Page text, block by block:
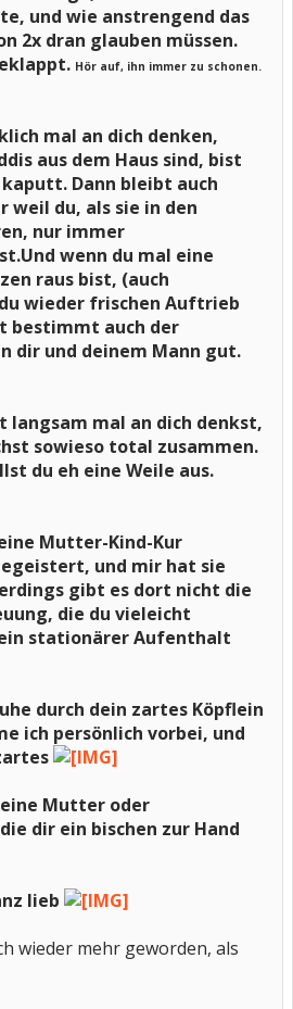
und wie anstrengend das
2x dran glauben müssen.
Hör auf, ihn immer zu schonen.
mal an dich denken,
aus dem Haus sind, bist
Dann bleibt auch
weil du, als sie in den
nur immer
Und wenn du mal eine
raus bist, (auch
wieder frischen Auftrieb
bestimmt auch der
dir und deinem Mann gut.
langsam mal an dich denkst,
sowieso total zusammen.
du eh eine Weile aus.
Mutter-Kind-Kur
und mir hat sie
gibt es dort nicht die
die du vieleicht
stationärer Aufenthalt
durch dein zartes Köpflein
ich persönlich vorbei, und
Mutter oder
dir ein bischen zur Hand
lieb
wieder mehr geworden, als